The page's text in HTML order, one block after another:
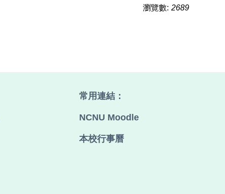
瀏覽數: 2689
常用連結：
NCNU Moodle
本校行事曆